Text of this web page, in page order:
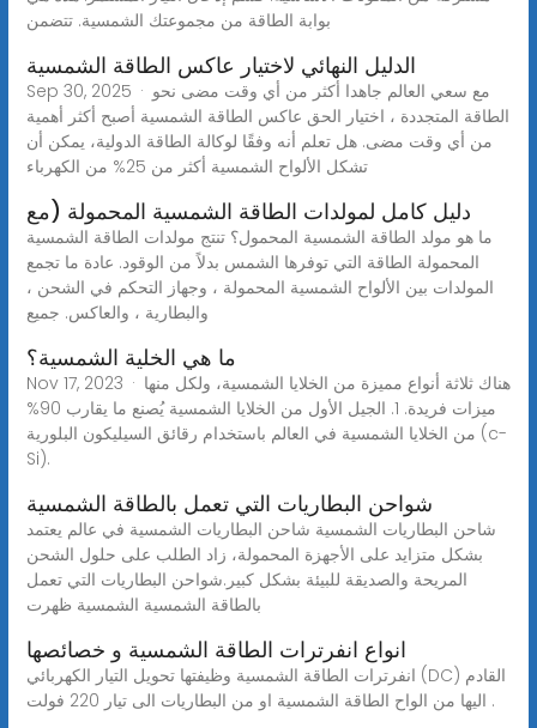
بوابة الطاقة من مجموعتك الشمسية. تتضمن
الدليل النهائي لاختيار عاكس الطاقة الشمسية
Sep 30, 2025 · مع سعي العالم جاهدا أكثر من أي وقت مضى نحو
الطاقة المتجددة ، اختيار الحق عاكس الطاقة الشمسية أصبح أكثر أهمية
من أي وقت مضى. هل تعلم أنه وفقًا لوكالة الطاقة الدولية، يمكن أن
تشكل الألواح الشمسية أكثر من 25% من الكهرباء
دليل كامل لمولدات الطاقة الشمسية المحمولة (مع
ما هو مولد الطاقة الشمسية المحمول؟ تنتج مولدات الطاقة الشمسية
المحمولة الطاقة التي توفرها الشمس بدلاً من الوقود. عادة ما تجمع
المولدات بين الألواح الشمسية المحمولة ، وجهاز التحكم في الشحن ،
والبطارية ، والعاكس. جميع
ما هي الخلية الشمسية؟
Nov 17, 2023 · هناك ثلاثة أنواع مميزة من الخلايا الشمسية، ولكل منها
ميزات فريدة. 1. الجيل الأول من الخلايا الشمسية يُصنع ما يقارب 90%
من الخلايا الشمسية في العالم باستخدام رقائق السيليكون البلورية (c-
Si).
شواحن البطاريات التي تعمل بالطاقة الشمسية
شاحن البطاريات الشمسية شاحن البطاريات الشمسية في عالم يعتمد
بشكل متزايد على الأجهزة المحمولة، زاد الطلب على حلول الشحن
المريحة والصديقة للبيئة بشكل كبير.شواحن البطاريات التي تعمل
بالطاقة الشمسية الشمسية ظهرت
انواع انفرترات الطاقة الشمسية و خصائصها
انفرترات الطاقة الشمسية وظيفتها تحويل التيار الكهربائي (DC) القادم
اليها من الواح الطاقة الشمسية او من البطاريات الى تيار 220 فولت .